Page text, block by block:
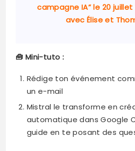
campagne IA” le 20 juillet
avec Élise et
🧰 Mini-tuto :
Rédige ton événement
un e-mail
Mistral le transforme en
automatique dans Google
guide en te posant des